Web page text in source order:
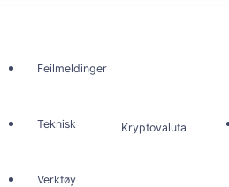
Feilmeldinger
Teknisk
Verktøy
Kryptovaluta